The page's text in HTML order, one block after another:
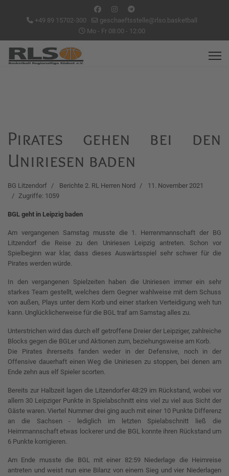
+49 89 15702-300
geschaeftsstelle@rlso.basketball
Mo - Fr 08:00 - 12:00
Pirates gehen bei den
Uniriesen baden
BG Litzendorf Berichte 2. RL Herren Nord
11. November 2021
Zugriffe: 1059
BGL geht in Leipzig baden
Am vergangenen Samstag musste die 1. Herrenmannschaft der BG
Litzendorf die Reise zu den Uniriesen Leipzig antreten. Schon vor
Spielbeginn war klar, dass dieses Auswärtsspiel sehr schwer für die
Pirates werden würde.
In den vergangenen Spielzeiten haben die Uniriesen immer ein sehr
starkes Team gestellt, welches dem Gegner wahlweise mit dem Schuss
von außen, Plays unter dem Korb und einer starken Verteidigung weh tun
kann. Unglücklicherweise für die BGL traf am Samstag alles zu.
Unterstrichen wird das durch elf getroffene Dreier der Leipziger, zahlreiche
Blocks gegen die BGLer und Aktionen zum, beziehungsweise am Korb.
Die Pirates ihrerseits fanden weder in der Defensive, noch in der
Offensive dauerhaft einen Weg die Uniriesen zu stoppen, bei denen am
Ende zehn aus elf Spieler scorten.
Bereits zur Halbzeit lagen die Litzendorfer 48:29 im Rückstand, wobei vor
allem 30 Leipziger Punkte in Spielabschnitt eins viel zu viel aus Sicht der
Gäste waren. Viertel Nummer drei ging auch mit einer 10 Punkte Differenz
an die Sachsen - lediglich im letzten Spielabschnitt ließ die
Heimmannschaft etwas lockerer und die BGL konnte ihren Rückstand um
6 Punkte korrigieren.
Am Ende musste die BGL mit einer 82:59 Niederlage die Heimreise
antreten und weist nun eine Bilanz von einem Sieg und vier Niederlagen